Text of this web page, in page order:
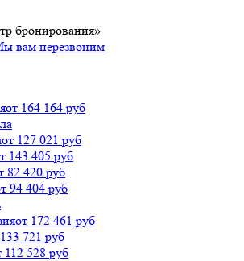
бронирования»
вам перезвоним
от 164 164 руб
от 127 021 руб
143 405 руб
82 420 руб
94 404 руб
от 172 461 руб
721 руб
112 528 руб